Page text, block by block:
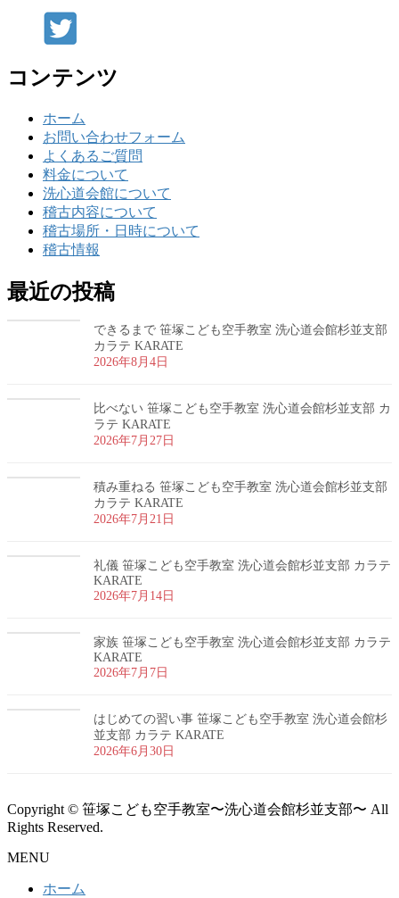
コンテンツ
ホーム
お問い合わせフォーム
よくあるご質問
料金について
洗心道会館について
稽古内容について
稽古場所・日時について
稽古情報
最近の投稿
できるまで 笹塚こども空手教室 洗心道会館杉並支部
カラテ KARATE
2026年8月4日
比べない 笹塚こども空手教室 洗心道会館杉並支部 カ
ラテ KARATE
2026年7月27日
積み重ねる 笹塚こども空手教室 洗心道会館杉並支部
カラテ KARATE
2026年7月21日
礼儀 笹塚こども空手教室 洗心道会館杉並支部 カラテ
KARATE
2026年7月14日
家族 笹塚こども空手教室 洗心道会館杉並支部 カラテ
KARATE
2026年7月7日
はじめての習い事 笹塚こども空手教室 洗心道会館杉
並支部 カラテ KARATE
2026年6月30日
Copyright © 笹塚こども空手教室〜洗心道会館杉並支部〜 All
Rights Reserved.
MENU
ホーム